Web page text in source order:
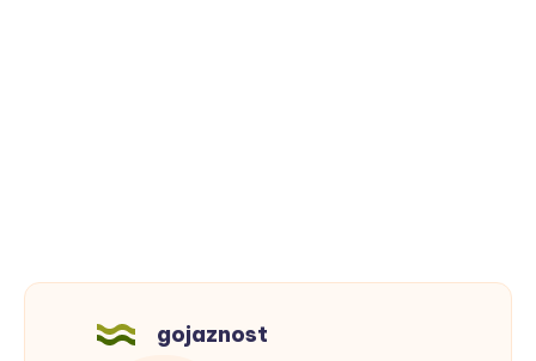
gojaznost